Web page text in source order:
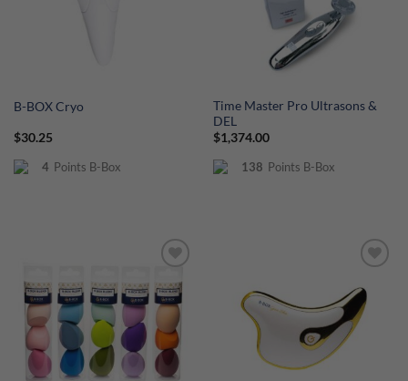
B-BOX Cryo
$30.25
4 Points B-Box
Time Master Pro Ultrasons &
DEL
$1,374.00
138 Points B-Box